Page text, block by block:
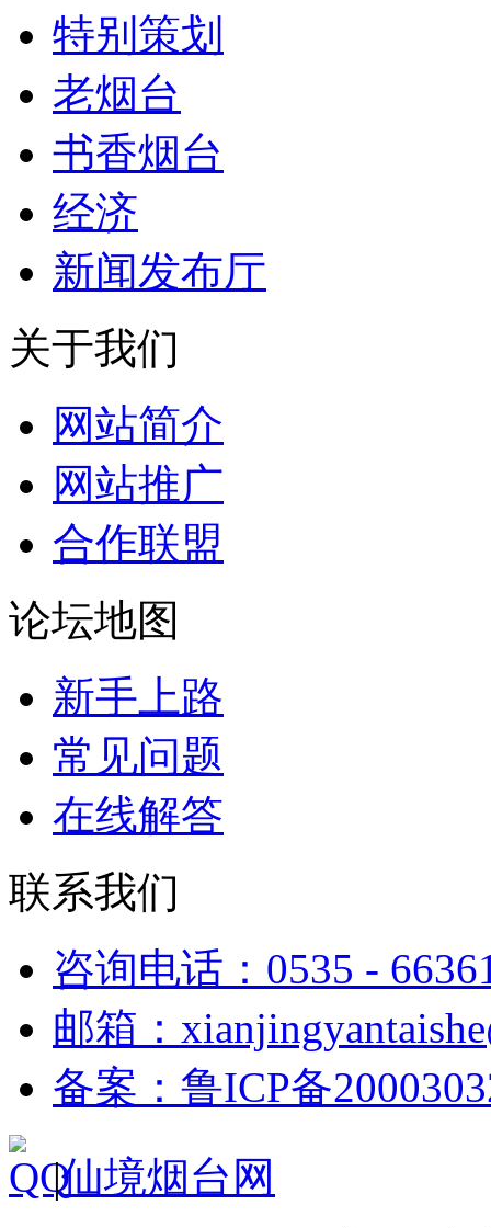
特别策划
老烟台
书香烟台
经济
新闻发布厅
关于我们
网站简介
网站推广
合作联盟
论坛地图
新手上路
常见问题
在线解答
联系我们
咨询电话：0535 -
邮箱：
备案：鲁ICP备
|仙境烟台网